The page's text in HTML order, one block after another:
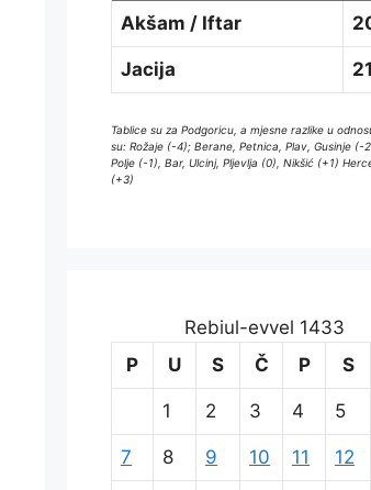
Akšam / Iftar
Jacija
Tablice su za Podgoricu, a mjesne razlike u
su: Rožaje (-4); Berane, Petnica, Plav, Gusinje (-
Polje (-1), Bar, Ulcinj, Pljevlja (0), Nikšić (+1)
(+3)
Rebiul-evvel 1433
P
U S Č P S
1 2 3 4 5
7 8 9 10 11 12